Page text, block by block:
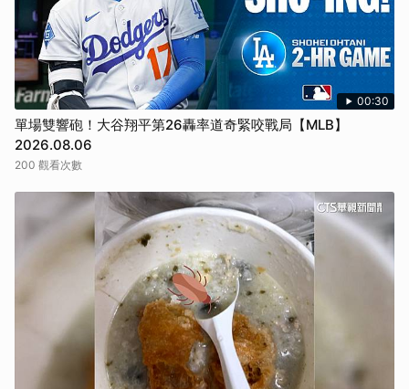
00:30
單場雙響砲！大谷翔平第26轟率道奇緊咬戰局【MLB】
2026.08.06
200 觀看次數